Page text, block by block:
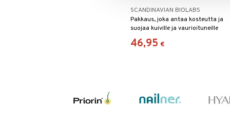
SCANDINAVIAN BIOLABS
Pakkaus, joka antaa kosteutta ja
suojaa kuiville ja vaurioituneille
hiuksille.
46,95 €